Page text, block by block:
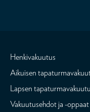
Henkivakuutus
Aikuisen
Lapsen
Vakuutusehdot ja -oppaat